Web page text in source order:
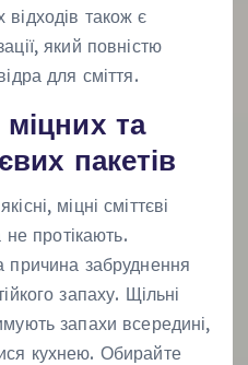
також є
який повністю
для сміття.
та
пакетів
міцні сміттєві
не протікають.
причина забруднення
запаху. Щільні
запахи всередині,
кухнею. Обирайте